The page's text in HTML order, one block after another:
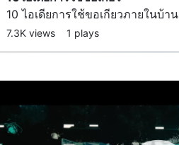
10 ไอเดียการใช้ขอเกียวภายในบ้าน
7.3K views 1 plays